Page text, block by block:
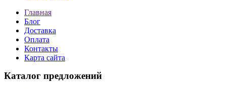
Главная
Блог
Доставка
Оплата
Контакты
Карта сайта
Каталог предложений